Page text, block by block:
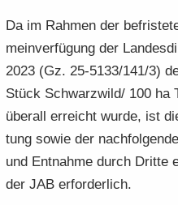
Da im Rah­men der
mein­ver­fü­gung der
2023 (Gz. 25-5133/141/3)
Stück Schwarz­wild/ 100 ha
über­all er­reicht wurde, ist
tung sowie der
und Ent­nah­me durch Drit­te
der JAB er­for­der­lich.